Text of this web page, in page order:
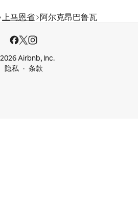
上马恩省 阿尔克昂巴鲁瓦
Airbnb, Inc.
隐私
条款